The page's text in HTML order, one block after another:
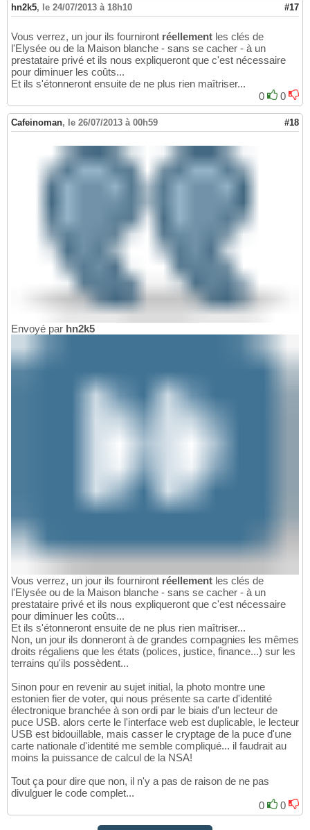
hn2k5, le 24/07/2013 à 18h10 #17
Vous verrez, un jour ils fourniront réellement les clés de
l'Elysée ou de la Maison blanche - sans se cacher - à un
prestataire privé et ils nous expliqueront que c'est nécessaire
pour diminuer les coûts...
Et ils s'étonneront ensuite de ne plus rien maîtriser...
0
0
Cafeinoman, le 26/07/2013 à 00h59 #18
Envoyé par hn2k5
Vous verrez, un jour ils fourniront réellement les clés de
l'Elysée ou de la Maison blanche - sans se cacher - à un
prestataire privé et ils nous expliqueront que c'est nécessaire
pour diminuer les coûts...
Et ils s'étonneront ensuite de ne plus rien maîtriser...
Non, un jour ils donneront à de grandes compagnies les mêmes
droits régaliens que les états (polices, justice, finance...) sur les
terrains qu'ils possèdent...
Sinon pour en revenir au sujet initial, la photo montre une
estonien fier de voter, qui nous présente sa carte d'identité
électronique branchée à son ordi par le biais d'un lecteur de
puce USB. alors certe le l'interface web est duplicable, le lecteur
USB est bidouillable, mais casser le cryptage de la puce d'une
carte nationale d'identité me semble compliqué... il faudrait au
moins la puissance de calcul de la NSA!
Tout ça pour dire que non, il n'y a pas de raison de ne pas
divulguer le code complet...
0
0